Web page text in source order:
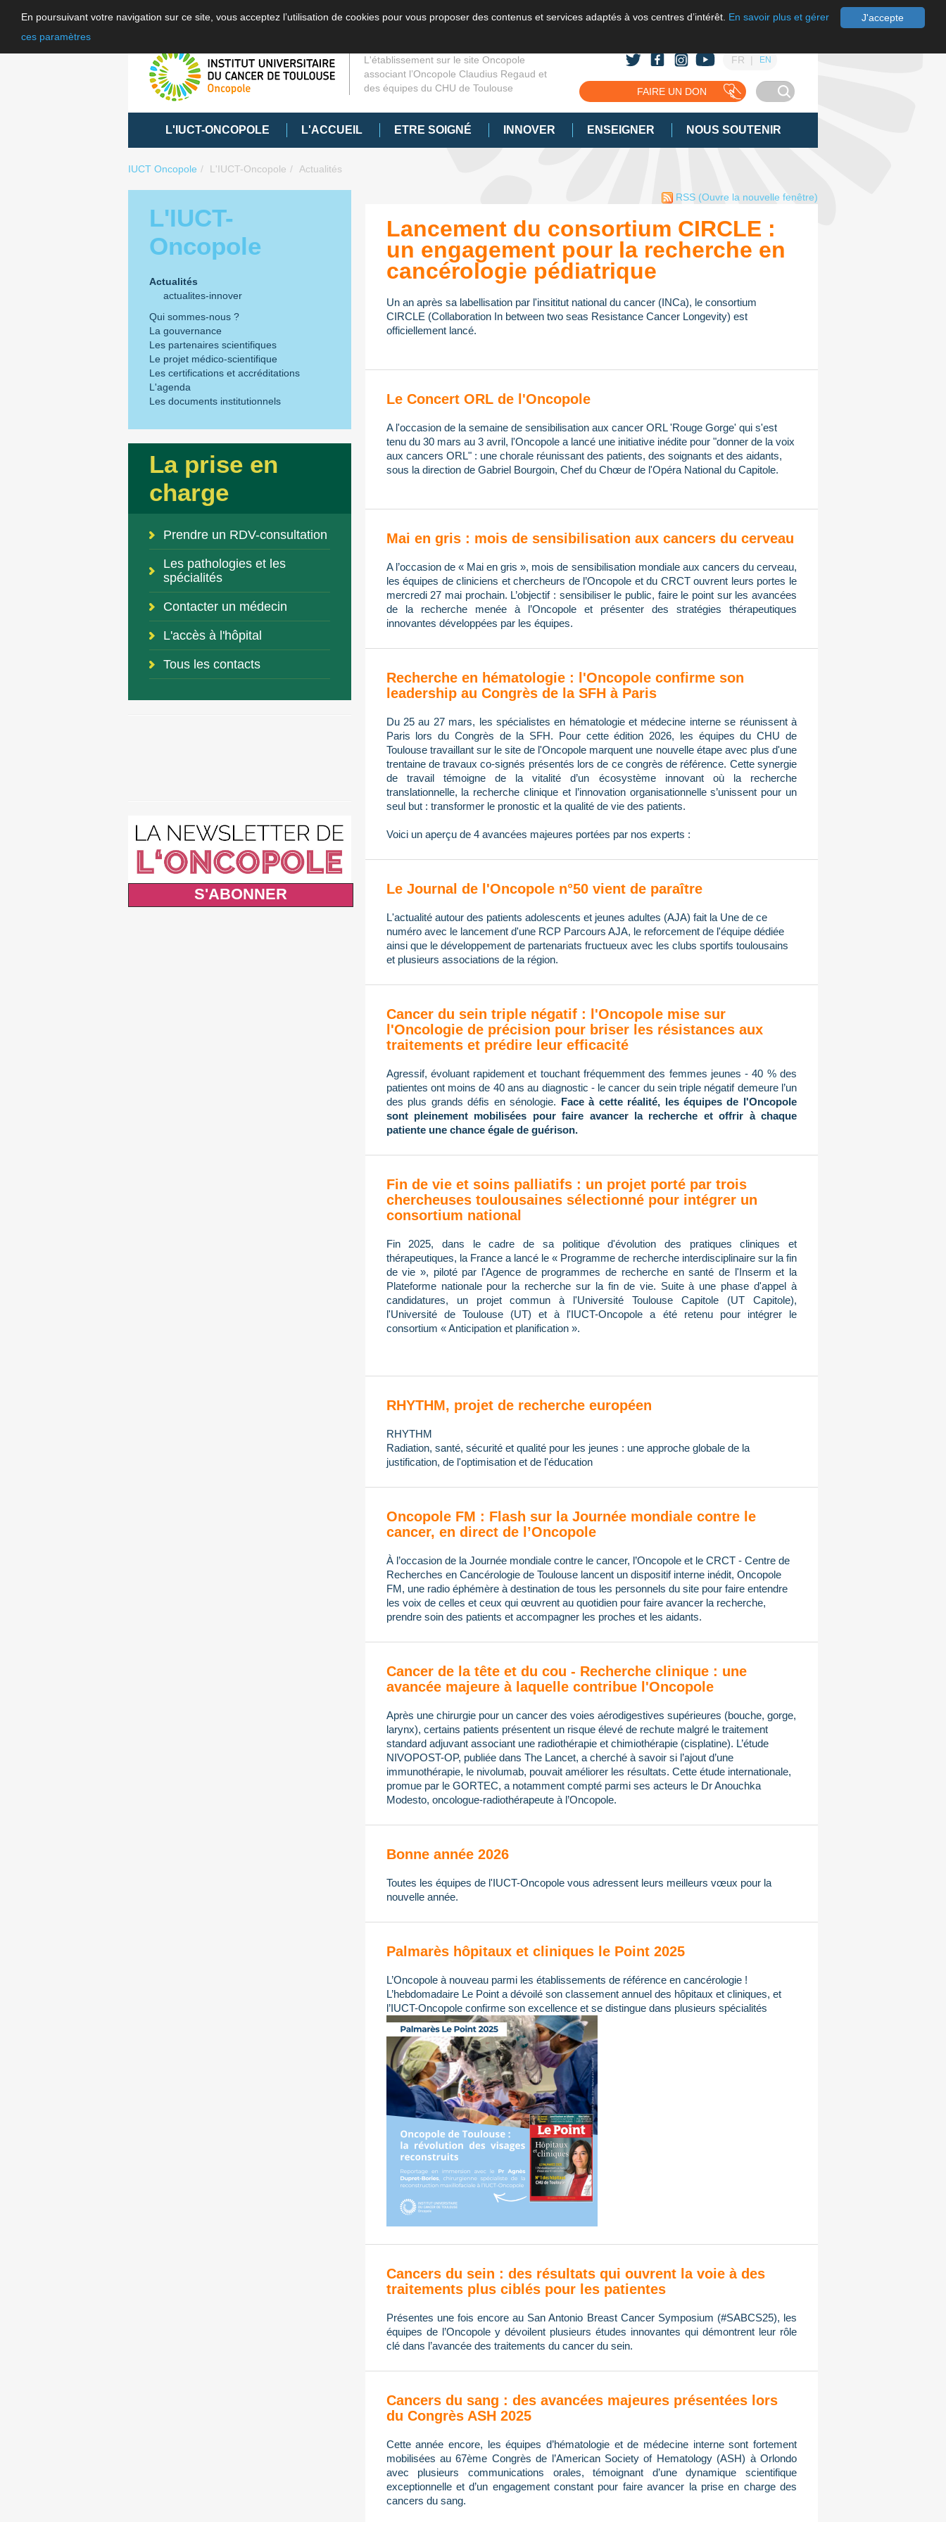
J'accepte
En poursuivant votre navigation sur ce site, vous acceptez l’utilisation de cookies pour vous proposer des contenus et services adaptés à vos centres d’intérêt. En savoir plus et gérer
ces paramètres
L'établissement sur le site Oncopole
associant l’Oncopole Claudius Regaud et
des équipes du CHU de Toulouse
FR EN
FAIRE UN DON
L'IUCT-ONCOPOLE L'ACCUEIL ETRE SOIGNÉ INNOVER ENSEIGNER NOUS SOUTENIR
IUCT Oncopole L'IUCT-Oncopole Actualités
L'IUCT-
Oncopole
Actualités
actualites-innover
Qui sommes-nous ?
La gouvernance
Les partenaires scientifiques
Le projet médico-scientifique
Les certifications et accréditations
L'agenda
Les documents institutionnels
La prise en
charge
Prendre un RDV-consultation
Les pathologies et les
spécialités
Contacter un médecin
L'accès à l'hôpital
Tous les contacts
S'ABONNER
RSS (Ouvre la nouvelle fenêtre)
Lancement du consortium CIRCLE :
un engagement pour la recherche en
cancérologie pédiatrique
Un an après sa labellisation par l'insititut national du cancer (INCa), le consortium
CIRCLE (Collaboration In between two seas Resistance Cancer Longevity) est
officiellement lancé.
Le Concert ORL de l'Oncopole
A l'occasion de la semaine de sensibilisation aux cancer ORL 'Rouge Gorge' qui s'est
tenu du 30 mars au 3 avril, l'Oncopole a lancé une initiative inédite pour "donner de la voix
aux cancers ORL" : une chorale réunissant des patients, des soignants et des aidants,
sous la direction de Gabriel Bourgoin, Chef du Chœur de l'Opéra National du Capitole.
Mai en gris : mois de sensibilisation aux cancers du cerveau
A l’occasion de « Mai en gris », mois de sensibilisation mondiale aux cancers du cerveau,
les équipes de cliniciens et chercheurs de l’Oncopole et du CRCT ouvrent leurs portes le
mercredi 27 mai prochain. L’objectif : sensibiliser le public, faire le point sur les avancées
de la recherche menée à l’Oncopole et présenter des stratégies thérapeutiques
innovantes développées par les équipes.
Recherche en hématologie : l'Oncopole confirme son
leadership au Congrès de la SFH à Paris
Du 25 au 27 mars, les spécialistes en hématologie et médecine interne se réunissent à
Paris lors du Congrès de la SFH. Pour cette édition 2026, les équipes du CHU de
Toulouse travaillant sur le site de l'Oncopole marquent une nouvelle étape avec plus d'une
trentaine de travaux co-signés présentés lors de ce congrès de référence. Cette synergie
de travail témoigne de la vitalité d’un écosystème innovant où la recherche
translationnelle, la recherche clinique et l’innovation organisationnelle s’unissent pour un
seul but : transformer le pronostic et la qualité de vie des patients.
Voici un aperçu de 4 avancées majeures portées par nos experts :
Le Journal de l'Oncopole n°50 vient de paraître
L'actualité autour des patients adolescents et jeunes adultes (AJA) fait la Une de ce
numéro avec le lancement d'une RCP Parcours AJA, le reforcement de l'équipe dédiée
ainsi que le développement de partenariats fructueux avec les clubs sportifs toulousains
et plusieurs associations de la région.
Cancer du sein triple négatif : l'Oncopole mise sur
l'Oncologie de précision pour briser les résistances aux
traitements et prédire leur efficacité
Agressif, évoluant rapidement et touchant fréquemment des femmes jeunes - 40 % des
patientes ont moins de 40 ans au diagnostic - le cancer du sein triple négatif demeure l’un
des plus grands défis en sénologie. Face à cette réalité, les équipes de l'Oncopole
sont pleinement mobilisées pour faire avancer la recherche et offrir à chaque
patiente une chance égale de guérison.
Fin de vie et soins palliatifs : un projet porté par trois
chercheuses toulousaines sélectionné pour intégrer un
consortium national
Fin 2025, dans le cadre de sa politique d'évolution des pratiques cliniques et
thérapeutiques, la France a lancé le « Programme de recherche interdisciplinaire sur la fin
de vie », piloté par l'Agence de programmes de recherche en santé de l'Inserm et la
Plateforme nationale pour la recherche sur la fin de vie. Suite à une phase d'appel à
candidatures, un projet commun à l'Université Toulouse Capitole (UT Capitole),
l'Université de Toulouse (UT) et à l'IUCT-Oncopole a été retenu pour intégrer le
consortium « Anticipation et planification ».
RHYTHM, projet de recherche européen
RHYTHM
Radiation, santé, sécurité et qualité pour les jeunes : une approche globale de la
justification, de l'optimisation et de l'éducation
Oncopole FM : Flash sur la Journée mondiale contre le
cancer, en direct de l’Oncopole
À l’occasion de la Journée mondiale contre le cancer, l’Oncopole et le CRCT - Centre de
Recherches en Cancérologie de Toulouse lancent un dispositif interne inédit, Oncopole
FM, une radio éphémère à destination de tous les personnels du site pour faire entendre
les voix de celles et ceux qui œuvrent au quotidien pour faire avancer la recherche,
prendre soin des patients et accompagner les proches et les aidants.
Cancer de la tête et du cou - Recherche clinique : une
avancée majeure à laquelle contribue l'Oncopole
Après une chirurgie pour un cancer des voies aérodigestives supérieures (bouche, gorge,
larynx), certains patients présentent un risque élevé de rechute malgré le traitement
standard adjuvant associant une radiothérapie et chimiothérapie (cisplatine). L’étude
NIVOPOST-OP, publiée dans The Lancet, a cherché à savoir si l’ajout d’une
immunothérapie, le nivolumab, pouvait améliorer les résultats. Cette étude internationale,
promue par le GORTEC, a notamment compté parmi ses acteurs le Dr Anouchka
Modesto, oncologue-radiothérapeute à l’Oncopole.
Bonne année 2026
Toutes les équipes de l'IUCT-Oncopole vous adressent leurs meilleurs vœux pour la
nouvelle année.
Palmarès hôpitaux et cliniques le Point 2025
L’Oncopole à nouveau parmi les établissements de référence en cancérologie !
L’hebdomadaire Le Point a dévoilé son classement annuel des hôpitaux et cliniques, et
l’IUCT-Oncopole confirme son excellence et se distingue dans plusieurs spécialités
Cancers du sein : des résultats qui ouvrent la voie à des
traitements plus ciblés pour les patientes
Présentes une fois encore au San Antonio Breast Cancer Symposium (#SABCS25), les
équipes de l’Oncopole y dévoilent plusieurs études innovantes qui démontrent leur rôle
clé dans l’avancée des traitements du cancer du sein.
Cancers du sang : des avancées majeures présentées lors
du Congrès ASH 2025
Cette année encore, les équipes d’hématologie et de médecine interne sont fortement
mobilisées au 67ème Congrès de l’American Society of Hematology (ASH) à Orlondo
avec plusieurs communications orales, témoignant d’une dynamique scientifique
exceptionnelle et d’un engagement constant pour faire avancer la prise en charge des
cancers du sang.